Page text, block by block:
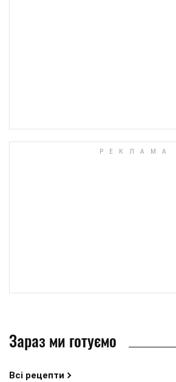
Зараз ми готуємо
Всі рецепти